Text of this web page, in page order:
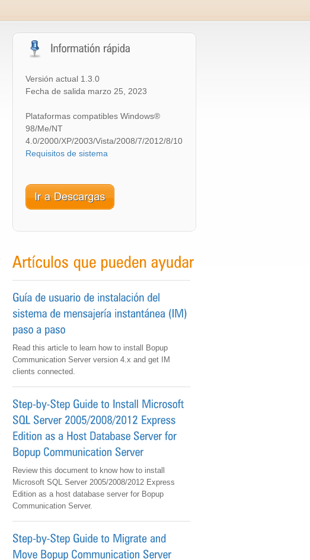
Versión actual 1.3.0
Fecha de salida marzo 25, 2023
Plataformas compatibles Windows®
98/Me/NT
4.0/2000/XP/2003/Vista/2008/7/2012/8/10
Requisitos de sistema
Read this article to learn how to install Bopup
Communication Server version 4.x and get IM
clients connected.
Review this document to know how to install
Microsoft SQL Server 2005/2008/2012 Express
Edition as a host database server for Bopup
Communication Server.